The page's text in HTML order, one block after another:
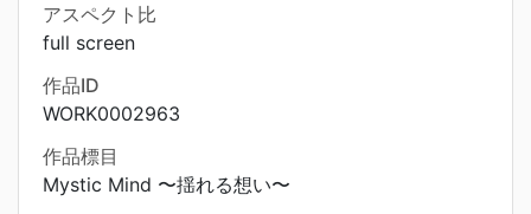
アスペクト比
full screen
作品ID
WORK0002963
作品標目
Mystic Mind 〜揺れる想い〜